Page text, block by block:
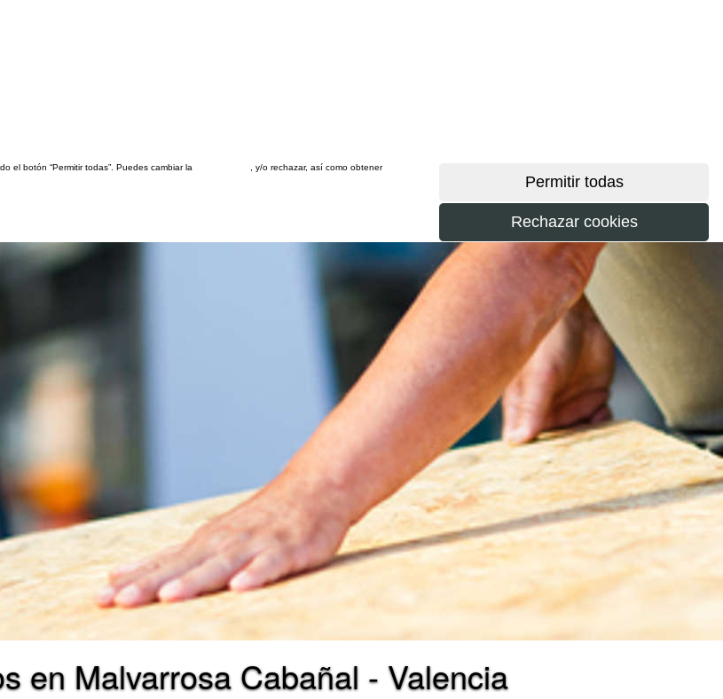
el botón “Permitir todas”. Puedes cambiar la
, y/o rechazar, así como obtener
en Malvarrosa Cabañal - Valencia